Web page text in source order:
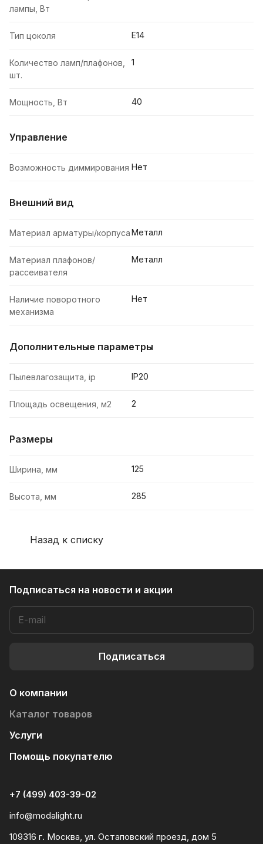
лампы, Вт
Тип цоколя E14
Количество ламп/плафонов,
шт.
1
Мощность, Вт 40
Управление
Возможность диммирования Нет
Внешний вид
Материал арматуры/корпусаМеталл
Материал плафонов/
рассеивателя
Металл
Наличие поворотного
механизма
Нет
Дополнительные параметры
Пылевлагозащита, ip IP20
Площадь освещения, м2 2
Размеры
Ширина, мм 125
Высота, мм 285
Назад к списку
Подписаться на новости и акции
Подписаться
О компании
Каталог товаров
Услуги
Помощь покупателю
+7 (499) 403-39-02
info@modalight.ru
109316 г. Москва, ул. Остаповский проезд, дом 5